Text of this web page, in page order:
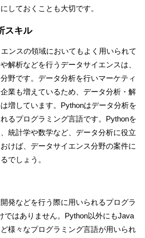
しておくことも大切です。
スキル
ンスの領域においてもよく用いられて
解析などを行うデータサイエンスは、
野です。データ分析を行いマーケティ
業も増えているため、データ分析・解
増しています。Pythonはデータ分析を
るプログラミング言語です。Pythonを
統計学や数学など、データ分析に役立
けば、データサイエンス分野の案件に
でしょう。
発などを行う際に用いられるプログラ
ではありません。Python以外にもJava
様々なプログラミング言語が用いられ